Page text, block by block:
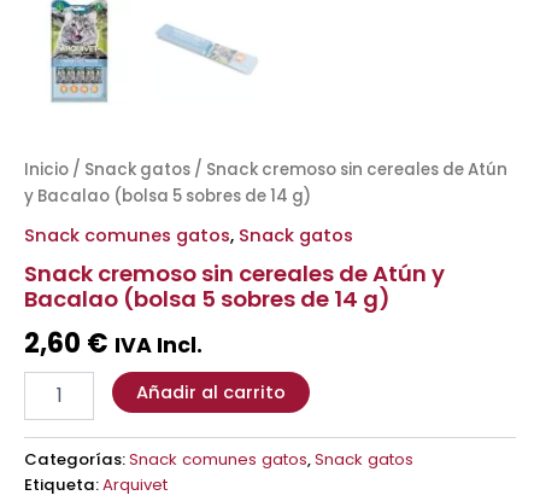
Inicio / Snack gatos / Snack cremoso sin cereales de Atún
y Bacalao (bolsa 5 sobres de 14 g)
Snack comunes gatos, Snack gatos
Snack cremoso sin cereales de Atún y
Bacalao (bolsa 5 sobres de 14 g)
2,60 € IVA Incl.
Añadir al carrito
Categorías:Snack comunes gatos,Snack gatos
Etiqueta:Arquivet